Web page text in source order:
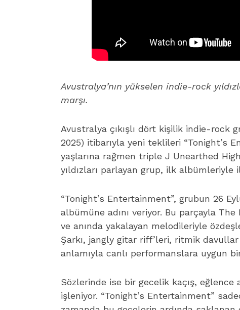
Avustralya’nın yükselen indie-rock
marşı.
Avustralya çıkışlı dört kişilik indie-rock
2025) itibarıyla yeni teklileri “Tonight’s
yaşlarına rağmen triple J Unearthed High
yıldızları parlayan grup, ilk albümleriyle
“Tonight’s Entertainment”, grubun 26
albümüne adını veriyor. Bu parçayla
ve anında yakalayan melodileriyle
Şarkı, jangly gitar riff’leri, ritmik
anlamıyla canlı performanslara uygun
Sözlerinde ise bir gecelik kaçış, eğlence
işleniyor. “Tonight’s Entertainment”